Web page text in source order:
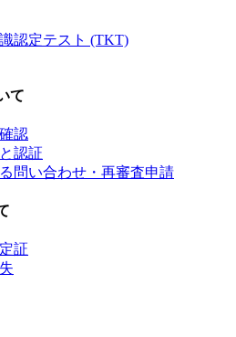
認定テスト (TKT)
て
認
認証
問い合わせ・再審査申請
証